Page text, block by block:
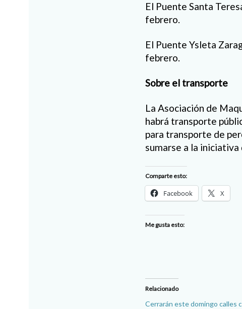
El Puente Santa
febrero.
El Puente Ysleta
febrero.
Sobre el transporte
La Asociación de
habrá transporte
para transporte de
sumarse a la
Comparte esto:
Facebook X
Me gusta esto:
Relacionado
Cerrarán este domingo calles